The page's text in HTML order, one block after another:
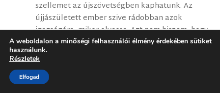
szellemet az újszövetségben kaphatunk. Az
újjászületett ember szive rádobban azok
igazságára, mikor olvassa. Azt nem hiszem, hogy
ez a szellem csak a prófétálások idején volt
velük, mert pl Dávidnál írja is az ige, hogy vele
is maradt a felkenetése után. Úgy gondolom,
hogy ez igaz Jeremiásra, Ezékielre, Dánielre, és
A weboldalon a minőségi felhasználói élmény érdekében sütiket
használunk.
Részletek
Elfogad